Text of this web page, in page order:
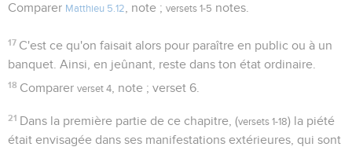
Comparer Matthieu 5.12 , note ; versets 1-5 notes.
17 C'est ce qu'on faisait alors pour paraître en public ou à un
banquet. Ainsi, en jeûnant, reste dans ton état ordinaire.
18 Comparerverset 4 , note ; verset 6.
21 Dans la première partie de ce chapitre, (versets 1-18) la piété
était envisagée dans ses manifestations extérieures, qui sont